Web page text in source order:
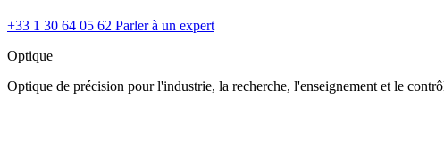
+33 1 30 64 05 62 Parler à un expert
Optique
Optique de précision pour l'industrie, la recherche, l'enseignement et le